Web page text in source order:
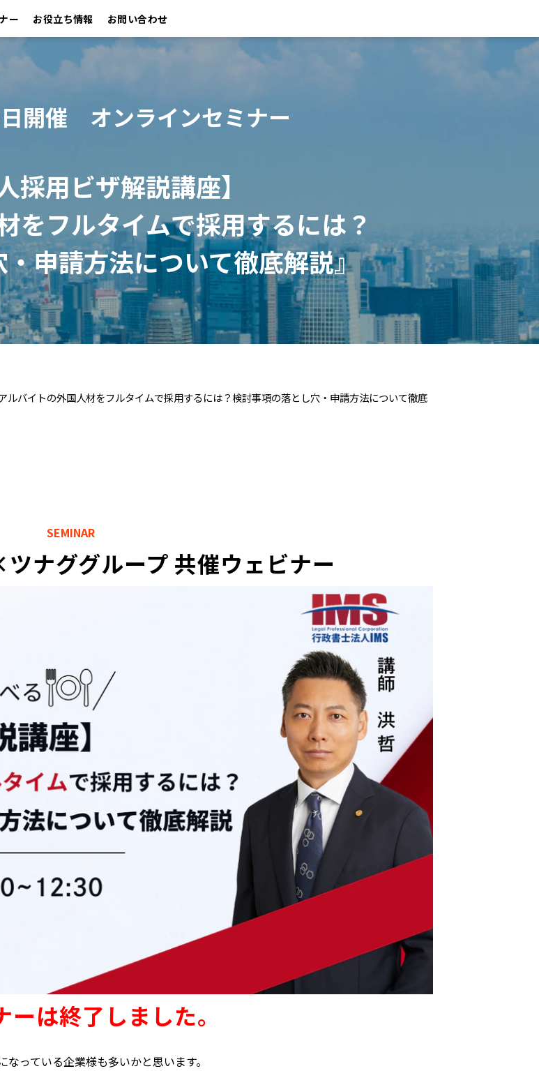
ー お役立ち情報 お問い合わせ
開催　オンラインセミナー
採用ビザ解説講座】
をフルタイムで採用するには？
申請方法について徹底解説』
ルバイトの外国人材をフルタイムで採用するには？検討事項の落とし穴・申請方法について徹底
SEMINAR
ナググループ 共催ウェビナー
ーは終了しました。
っている企業様も多いかと思います。